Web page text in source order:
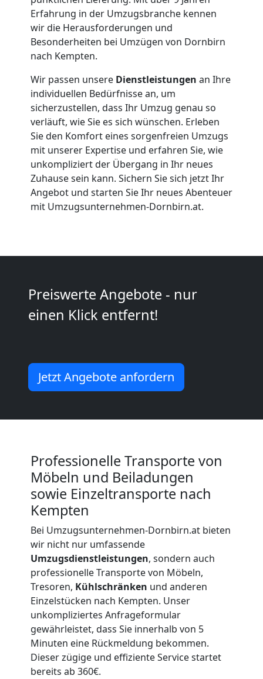
Erfahrung in der Umzugsbranche kennen
wir die Herausforderungen und
Besonderheiten bei Umzügen von Dornbirn
nach Kempten.
Wir passen unsere Dienstleistungen an Ihre
individuellen Bedürfnisse an, um
sicherzustellen, dass Ihr Umzug genau so
verläuft, wie Sie es sich wünschen. Erleben
Sie den Komfort eines sorgenfreien Umzugs
mit unserer Expertise und erfahren Sie, wie
unkompliziert der Übergang in Ihr neues
Zuhause sein kann. Sichern Sie sich jetzt Ihr
Angebot und starten Sie Ihr neues Abenteuer
mit Umzugsunternehmen-Dornbirn.at.
Preiswerte Angebote - nur
einen Klick entfernt!
Jetzt Angebote anfordern
Professionelle Transporte von
Möbeln und Beiladungen
sowie Einzeltransporte nach
Kempten
Bei Umzugsunternehmen-Dornbirn.at bieten
wir nicht nur umfassende
Umzugsdienstleistungen, sondern auch
professionelle Transporte von Möbeln,
Tresoren, Kühlschränken und anderen
Einzelstücken nach Kempten. Unser
unkompliziertes Anfrageformular
gewährleistet, dass Sie innerhalb von 5
Minuten eine Rückmeldung bekommen.
Dieser zügige und effiziente Service startet
bereits ab 360€.
Dornbirn
Büroumzug
Dornbirn
Expressumzug
Dornbirn
Tragehilfe
Kleiner
Umzug
Küchenumzug
Dornbirn
Umzug
und
Lagerung
Dornbirn
Full-
Service-
Umzug